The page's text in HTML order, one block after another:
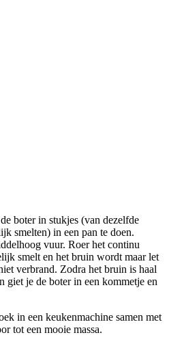
boter in stukjes (van dezelfde
smelten) in een pan te doen.
vuur. Roer het continu
smelt en het bruin wordt maar let
verbrand. Zodra het bruin is haal
giet je de boter in een kommetje en
in een keukenmachine samen met
tot een mooie massa.